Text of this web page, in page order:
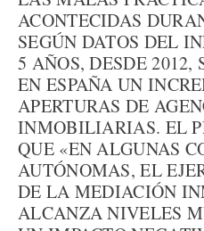
ACONTECIDAS
SEGÚN DATOS DEL
5 AÑOS, DESDE 2012,
EN ESPAÑA UN
APERTURAS DE
INMOBILIARIAS. EL
QUE «EN ALGUNAS
AUTÓNOMAS, EL
DE LA MEDIACIÓN
ALCANZA NIVELES